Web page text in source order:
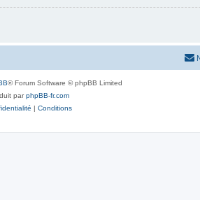
® Forum Software © phpBB Limited
parphpBB-fr.com
| Conditions